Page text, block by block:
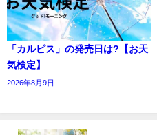
「カルピス」の発売日は?【お天
気検定】
2026年8月9日